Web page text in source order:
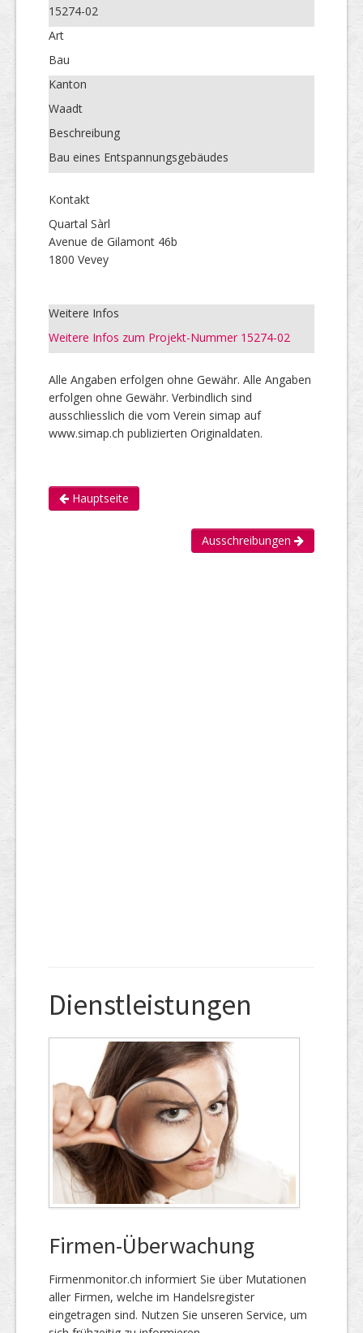
15274-02
Art
Bau
Kanton
Waadt
Beschreibung
Bau eines Entspannungsgebäudes
Kontakt
Quartal Sàrl
Avenue de Gilamont 46b
1800 Vevey
Weitere Infos
Weitere Infos zum Projekt-Nummer 15274-02
Alle Angaben erfolgen ohne Gewähr. Alle Angaben
erfolgen ohne Gewähr. Verbindlich sind
ausschliesslich die vom Verein simap auf
www.simap.ch publizierten Originaldaten.
Hauptseite
Ausschreibungen
Dienstleistungen
Firmen-Überwachung
Firmenmonitor.ch informiert Sie über Mutationen
aller Firmen, welche im Handels­register
eingetragen sind. Nutzen Sie unseren Service, um